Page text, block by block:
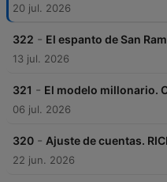
20 jul. 2026
322 - El espanto de San
13 jul. 2026
321 - El modelo millonario.
06 jul. 2026
320 - Ajuste de cuentas.
22 jun. 2026